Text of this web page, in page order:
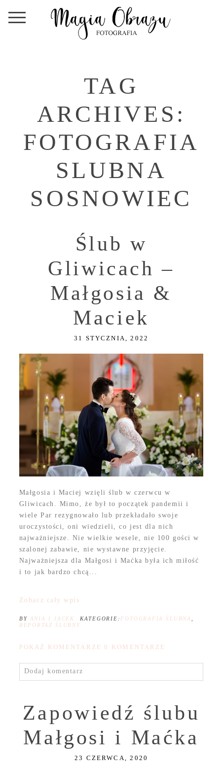
TAG
ARCHIVES:
FOTOGRAFIA
SLUBNA
SOSNOWIEC
Ślub w
Gliwicach –
Małgosia &
Maciek
31 STYCZNIA, 2022
Małgosia i Maciej wzięli ślub w czerwcu w
Gliwicach. Mimo, że był to początek pandemii i
wiele Par rezygnowało lub przekładało swoje
uroczystości, oni wiedzieli, co jest dla nich
najważniejsze. Nie wielkie wesele, nie 100 gości w
szalonej zabawie, nie wystawne przyjęcie.
Najważniejsza dla Małgosi i Maćka była ich miłość
i to jak bardzo chcą...
Zobacz cały wpis
BY ANIA I JACEK KATEGORIE: FOTOGRAFIA ŚLUBNA
REPORTAŻ ŚLUBNY
POKAŻ KOMENTARZE 0 KOMENTARZE
Dodaj komentarz
Zapowiedź ślubu
Małgosi i Maćka
23 CZERWCA, 2020